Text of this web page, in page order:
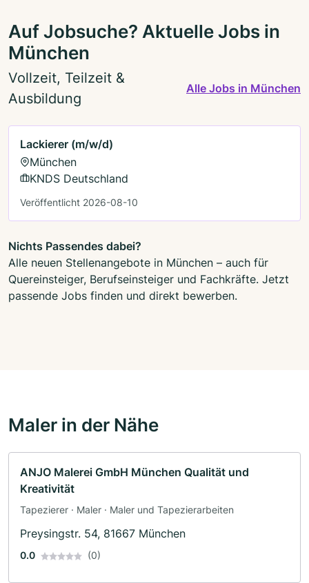
Auf Jobsuche? Aktuelle Jobs in
München
Vollzeit, Teilzeit &
Ausbildung
Alle Jobs in München
Lackierer (m/w/d)
München
KNDS Deutschland
Veröffentlicht 2026-08-10
Nichts Passendes dabei?
Alle neuen Stellenangebote in München – auch für
Quereinsteiger, Berufseinsteiger und Fachkräfte. Jetzt
passende Jobs finden und direkt bewerben.
Maler in der Nähe
ANJO Malerei GmbH München Qualität und
Kreativität
Tapezierer · Maler · Maler und Tapezierarbeiten
Preysingstr. 54, 81667 München
0.0 (0)